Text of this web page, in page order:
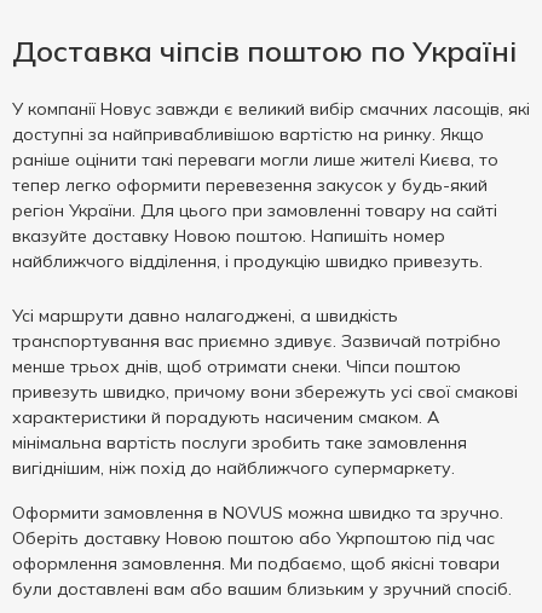
Доставка чіпсів поштою по Україні
У компанії Новус завжди є великий вибір смачних ласощів, які
доступні за найпривабливішою вартістю на ринку. Якщо
раніше оцінити такі переваги могли лише жителі Києва, то
тепер легко оформити перевезення закусок у будь-який
регіон України. Для цього при замовленні товару на сайті
вказуйте доставку Новою поштою. Напишіть номер
найближчого відділення, і продукцію швидко привезуть.
Усі маршрути давно налагоджені, а швидкість
транспортування вас приємно здивує. Зазвичай потрібно
менше трьох днів, щоб отримати снеки. Чіпси поштою
привезуть швидко, причому вони збережуть усі свої смакові
характеристики й порадують насиченим смаком. А
мінімальна вартість послуги зробить таке замовлення
вигіднішим, ніж похід до найближчого супермаркету.
Оформити замовлення в NOVUS можна швидко та зручно.
Оберіть доставку Новою поштою або Укрпоштою під час
оформлення замовлення. Ми подбаємо, щоб якісні товари
були доставлені вам або вашим близьким у зручний спосіб.